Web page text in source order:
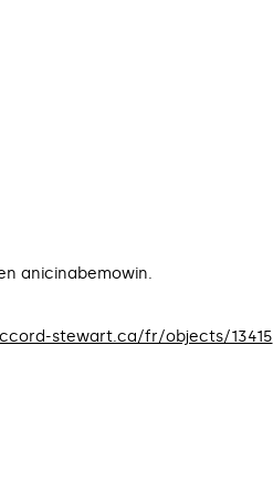
anicinabemowin.
stewart.ca/fr/objects/13415